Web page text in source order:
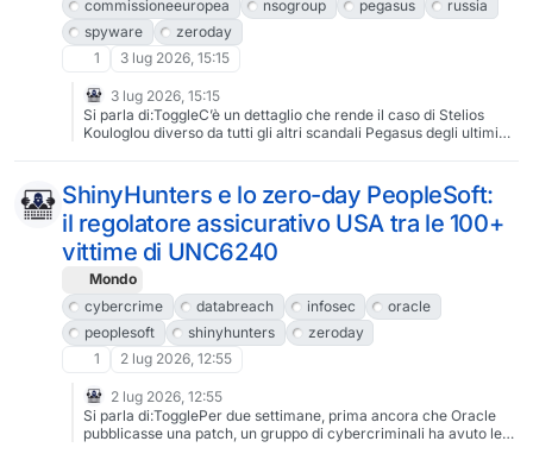
commissioneeuropea
nsogroup pegasus
russia
spyware
zeroday
1
3 lug 2026, 15:15
3 lug 2026, 15:15
Si parla di:ToggleC’è un dettaglio che rende il caso di Stelios
Kouloglou diverso da tutti gli altri scandali Pegasus degli ultimi
istituita proprio per indagare sugli abusi dello spyware
commerciale. Secondo un report pubblicato il 3 luglio 2026 dal
Citizen Lab dell’Università di Toronto, il telefono di Kouloglou è
stato infettato con Pegasus nell’ottobre 2022 e almeno altre due
volte nel marzo 2023, proprio nei momenti cruciali della stesura
del rapporto finale della commissione PEGA. È la prima volta che
un membro della commissione viene pubblicamente identificato
come bersaglio dello stesso strumento che era chiamato a
indagare.La commissione PEGA e il suo bersaglio internoLa
commissione d’inchiesta PEGA (Pegasus and Surveillance
Spyware) è stata istituita dal Parlamento Europeo nel marzo
rivelato l’uso diffuso dello spyware Pegasus di NSO Group contro
giornalisti, avvocati, attivisti e politici in diversi Stati membri, tra
cui Ungheria, Polonia, Spagna e Grecia. Kouloglou, giornalista ed
ShinyHunters e lo zero-day PeopleSoft:
il regolatore assicurativo USA tra le 100+
vittime di UNC6240
Mondo
cybercrime
databreach infosec
oracle
peoplesoft
shinyhunters
zeroday
1
2 lug 2026, 12:55
2 lug 2026, 12:55
Si parla di:TogglePer due settimane, prima ancora che Oracle
pubblicasse una patch, un gruppo di cybercriminali ha avuto le